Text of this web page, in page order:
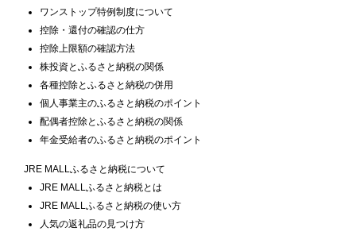
ワンストップ特例制度について
控除・還付の確認の仕方
控除上限額の確認方法
株投資とふるさと納税の関係
各種控除とふるさと納税の併用
個人事業主のふるさと納税のポイント
配偶者控除とふるさと納税の関係
年金受給者のふるさと納税のポイント
JRE MALLふるさと納税について
JRE MALLふるさと納税とは
JRE MALLふるさと納税の使い方
人気の返礼品の見つけ方